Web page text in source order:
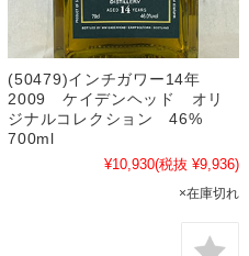
(50479)インチガワー14年
2009 ケイデンヘッド オリ
ジナルコレクション 46%
700ml
¥10,930(税抜 ¥9,936)
×在庫切れ